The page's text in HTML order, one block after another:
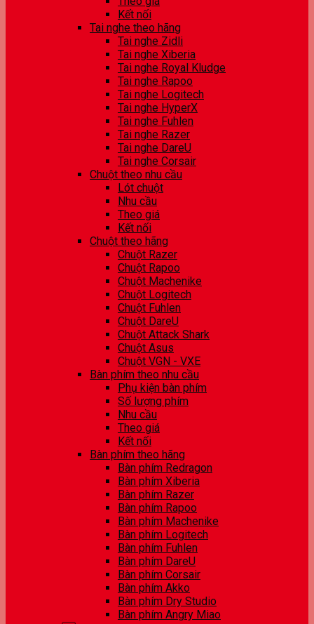
Kết nối
Tai nghe theo hãng
Tai nghe Zidli
Tai nghe Xiberia
Tai nghe Royal Kludge
Tai nghe Rapoo
Tai nghe Logitech
Tai nghe HyperX
Tai nghe Fuhlen
Tai nghe Razer
Tai nghe DareU
Tai nghe Corsair
Chuột theo nhu cầu
Lót chuột
Nhu cầu
Theo giá
Kết nối
Chuột theo hãng
Chuột Razer
Chuột Rapoo
Chuột Machenike
Chuột Logitech
Chuột Fuhlen
Chuột DareU
Chuột Attack Shark
Chuột Asus
Chuột VGN - VXE
Bàn phím theo nhu cầu
Phụ kiện bàn phím
Số lượng phím
Nhu cầu
Theo giá
Kết nối
Bàn phím theo hãng
Bàn phím Redragon
Bàn phím Xiberia
Bàn phím Razer
Bàn phím Rapoo
Bàn phím Machenike
Bàn phím Logitech
Bàn phím Fuhlen
Bàn phím DareU
Bàn phím Corsair
Bàn phím Akko
Bàn phím Dry Studio
Bàn phím Angry Miao